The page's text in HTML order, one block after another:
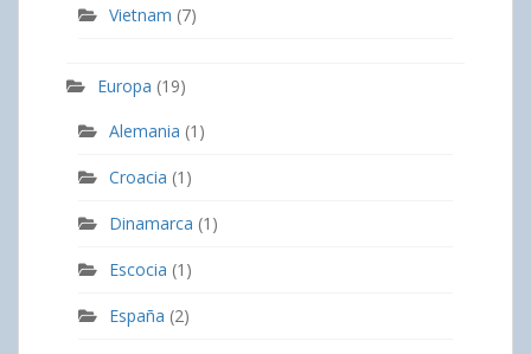
Vietnam (7)
Europa (19)
Alemania (1)
Croacia (1)
Dinamarca (1)
Escocia (1)
España (2)